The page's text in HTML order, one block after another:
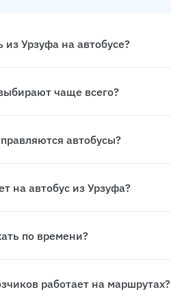
Урзуфа на автобусе?
чаще всего?
автобусы?
на автобус из Урзуфа?
по времени?
работает на маршрутах?